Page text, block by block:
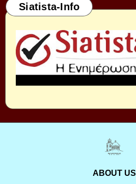
Siatista-Info
ABOUT US